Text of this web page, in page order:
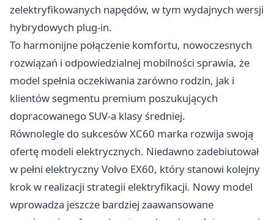
zelektryfikowanych napędów, w tym wydajnych wersji
hybrydowych plug-in.
To harmonijne połączenie komfortu, nowoczesnych
rozwiązań i odpowiedzialnej mobilności sprawia, że
model spełnia oczekiwania zarówno rodzin, jak i
klientów segmentu premium poszukujących
dopracowanego SUV-a klasy średniej.
Równolegle do sukcesów XC60 marka rozwija swoją
ofertę modeli elektrycznych. Niedawno zadebiutował
w pełni elektryczny Volvo EX60, który stanowi kolejny
krok w realizacji strategii elektryfikacji. Nowy model
wprowadza jeszcze bardziej zaawansowane